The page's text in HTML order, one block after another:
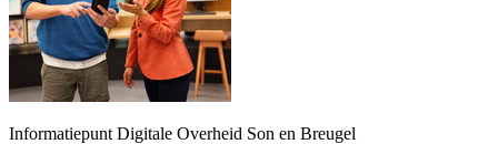
Informatiepunt Digitale Overheid Son en Breugel